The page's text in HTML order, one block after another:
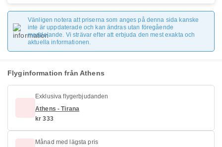
Vänligen notera att priserna som anges på denna sida kanske
inte är uppdaterade och kan ändras utan föregående
meddelande. Vi strävar efter att erbjuda den mest exakta och
aktuella informationen.
Flyginformation från Athens
Exklusiva flygerbjudanden
Athens - Tirana
kr 333
Månad med lägsta pris